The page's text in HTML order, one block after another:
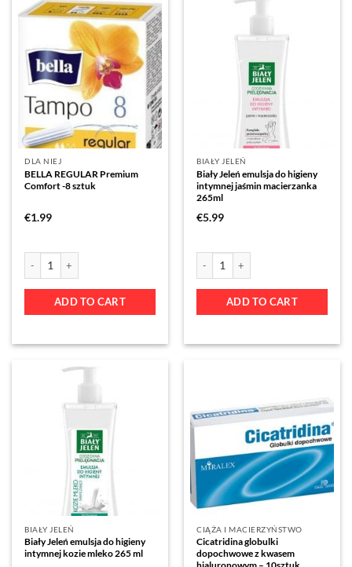
DLA NIEJ
BELLA REGULAR Premium
Comfort -8 sztuk
€1.99
ADD TO CART
BIAŁY JELEŃ
Biały Jeleń emulsja do higieny
intymnej jaśmin macierzanka
265ml
€5.99
ADD TO CART
BIAŁY JELEŃ
Biały Jeleń emulsja do higieny
intymnej kozie mleko 265 ml
CIĄŻA I MACIERZYŃSTWO
Cicatridina globulki
dopochwowe z kwasem